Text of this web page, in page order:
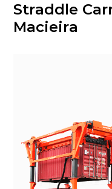
Straddle
Macieira